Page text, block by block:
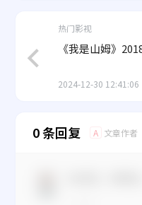
热门影视
《我是山姆》
2024-12-30 12:41:06
0 条回复 A 文章作者